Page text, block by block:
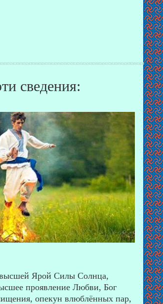
сведения:
Ярой Силы Солнца,
проявление Любви, Бог
опекун влюблённых пар,